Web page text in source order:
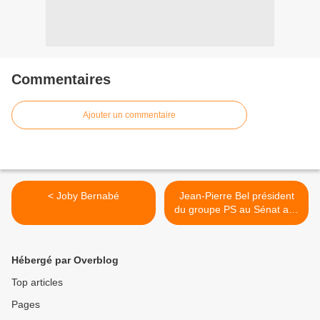
Commentaires
Ajouter un commentaire
< Joby Bernabé
Jean-Pierre Bel président
du groupe PS au Sénat aux
Antilles-Guyane >
Hébergé par Overblog
Top articles
Pages